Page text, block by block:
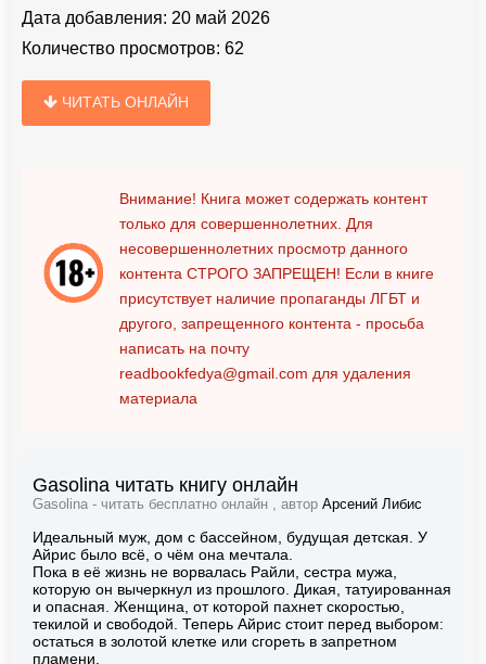
Дата добавления: 20 май 2026
Количество просмотров: 62
ЧИТАТЬ ОНЛАЙН
Внимание! Книга может содержать контент
только для совершеннолетних. Для
несовершеннолетних просмотр данного
контента СТРОГО ЗАПРЕЩЕН! Если в книге
присутствует наличие пропаганды ЛГБТ и
другого, запрещенного контента - просьба
написать на почту
readbookfedya@gmail.com для удаления
материала
Gasolina читать книгу онлайн
Gasolina - читать бесплатно онлайн , автор Арсений Либис
Идеальный муж, дом с бассейном, будущая детская. У
Айрис было всё, о чём она мечтала.
Пока в её жизнь не ворвалась Райли, сестра мужа,
которую он вычеркнул из прошлого. Дикая, татуированная
и опасная. Женщина, от которой пахнет скоростью,
текилой и свободой. Теперь Айрис стоит перед выбором:
остаться в золотой клетке или сгореть в запретном
пламени.